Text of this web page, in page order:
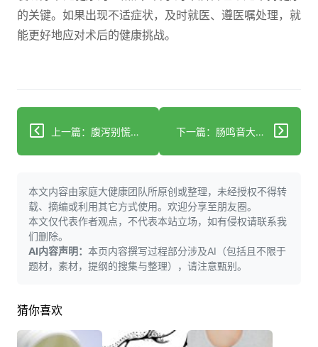
的关键。如果出现不适症状，及时就医、遵医嘱处理，就
能更好地应对术后的健康挑战。
上一篇：腹泻别慌！科学处理+用药原则帮你恢复 下一篇：肠鸣音大总腹泻？科学应对肠炎的6个关键知识
本文内容由家庭大健康团队所原创或整理，未经授权不得转
载、摘编或利用其它方式使用。欢迎分享至朋友圈。
本文仅代表作者观点，不代表本站立场，如有侵权请联系我
们删除。
AI内容声明： 本页内容撰写过程部分涉及AI（包括且不限于
题材，素材，提纲的搜集与整理），请注意甄别。
猜你喜欢